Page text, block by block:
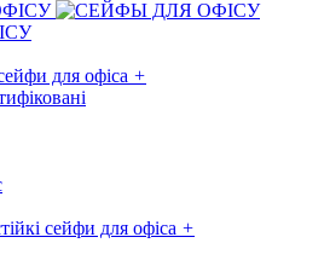
для офіса +
сейфи для офіса +